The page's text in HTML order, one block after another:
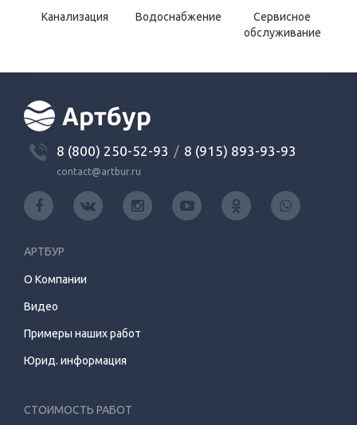
Канализация Водоснабжение
Сервисное
обслуживание
8 (800) 250-52-93 / 8 (915) 893-93-93
contact@artbur.ru
АРТБУР
О Компании
Видео
Примеры наших работ
Юрид. информация
СТОИМОСТЬ РАБОТ